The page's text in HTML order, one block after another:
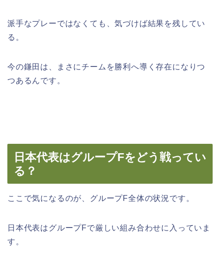
派手なプレーではなくても、気づけば結果を残してい
る。
今の鎌田は、まさにチームを勝利へ導く存在になりつ
つあるんです。
日本代表はグループFをどう戦ってい
る？
ここで気になるのが、グループF全体の状況です。
日本代表はグループFで厳しい組み合わせに入っていま
す。